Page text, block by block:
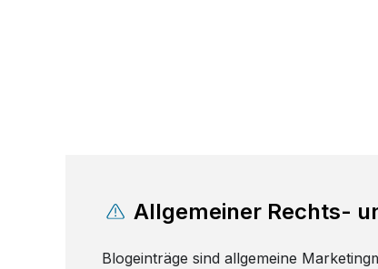
Allgemeiner Rechts-
Blogeinträge sind allgemeine